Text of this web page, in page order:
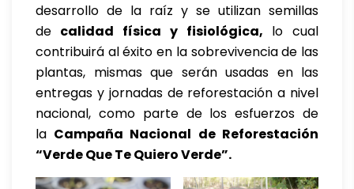
desarrollo de la raíz y se utilizan semillas
de calidad física y fisiológica, lo cual
contribuirá al éxito en la sobrevivencia de las
plantas, mismas que serán usadas en las
entregas y jornadas de reforestación a nivel
nacional, como parte de los esfuerzos de
la Campaña Nacional de Reforestación
“Verde Que Te Quiero Verde”.